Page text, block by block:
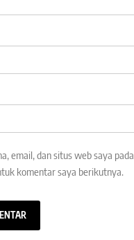
email, dan situs web saya pada
komentar saya berikutnya.